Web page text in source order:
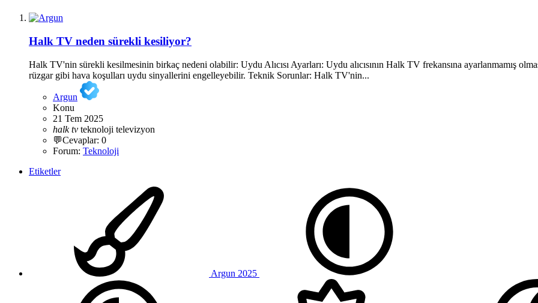
Halk TV neden sürekli kesiliyor?
Halk TV'nin sürekli kesilmesinin birkaç nedeni olabilir: Uydu Alıcısı Ayarları: Uydu alıcısının Halk TV frekansına ayarlanmamış
rüzgar gibi hava koşulları uydu sinyallerini engelleyebilir. Teknik Sorunlar: Halk TV'nin...
Argun
Konu
21 Tem 2025
halk tv teknoloji televizyon
💬Cevaplar: 0
Forum: Teknoloji
Etiketler
Argun 2025